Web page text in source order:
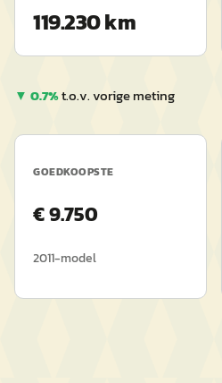
119.230 km
▼ 0.7%t.o.v. vorige meting
GOEDKOOPSTE
€9.750
2011-model